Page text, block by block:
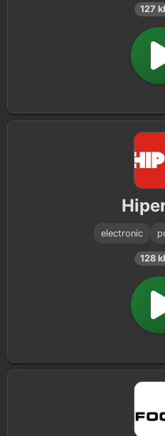
127
electronic
128